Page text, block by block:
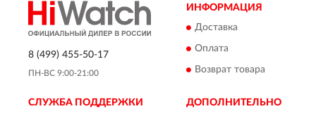
8 (499) 455-50-17
ПН-ВС 9:00-21:00
ИНФОРМАЦИЯ
Доставка
Оплата
Возврат товара
СЛУЖБА ПОДДЕРЖКИ ДОПОЛНИТЕЛЬНО